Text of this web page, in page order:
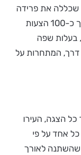
שכללה את פרידה
שוהם, יעל טל ויואב בר לב - בחרו מתוך כ-100 הצעות
בעלות שפה
דרך, המתחרות על
לאחר כל הצגה, העירו
כל אחד על פי
שהשתנה לאורך